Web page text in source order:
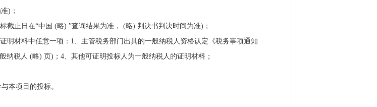
)；
止日在“中国 (略) ”查询结果为准， (略) 判决书判决时间为准)；
材料中任意一项：1、主管税务部门出具的一般纳税人资格认定《税务事项通知
税人 (略) 页)；4、其他可证明投标人为一般纳税人的证明材料；
本项目的投标。